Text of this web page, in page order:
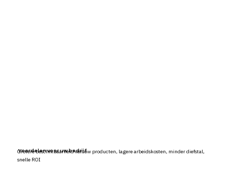
Voordelen voor uw bedrijf
Grotere beschikbaarheid van uw producten, lagere arbeidskosten, minder diefstal,
snelle ROI